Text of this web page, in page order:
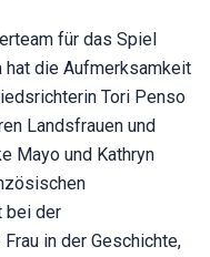
für das Spiel
hat die Aufmerksamkeit
Tori Penso
Landsfrauen und
Mayo und Kathryn
bei der
in der Geschichte,